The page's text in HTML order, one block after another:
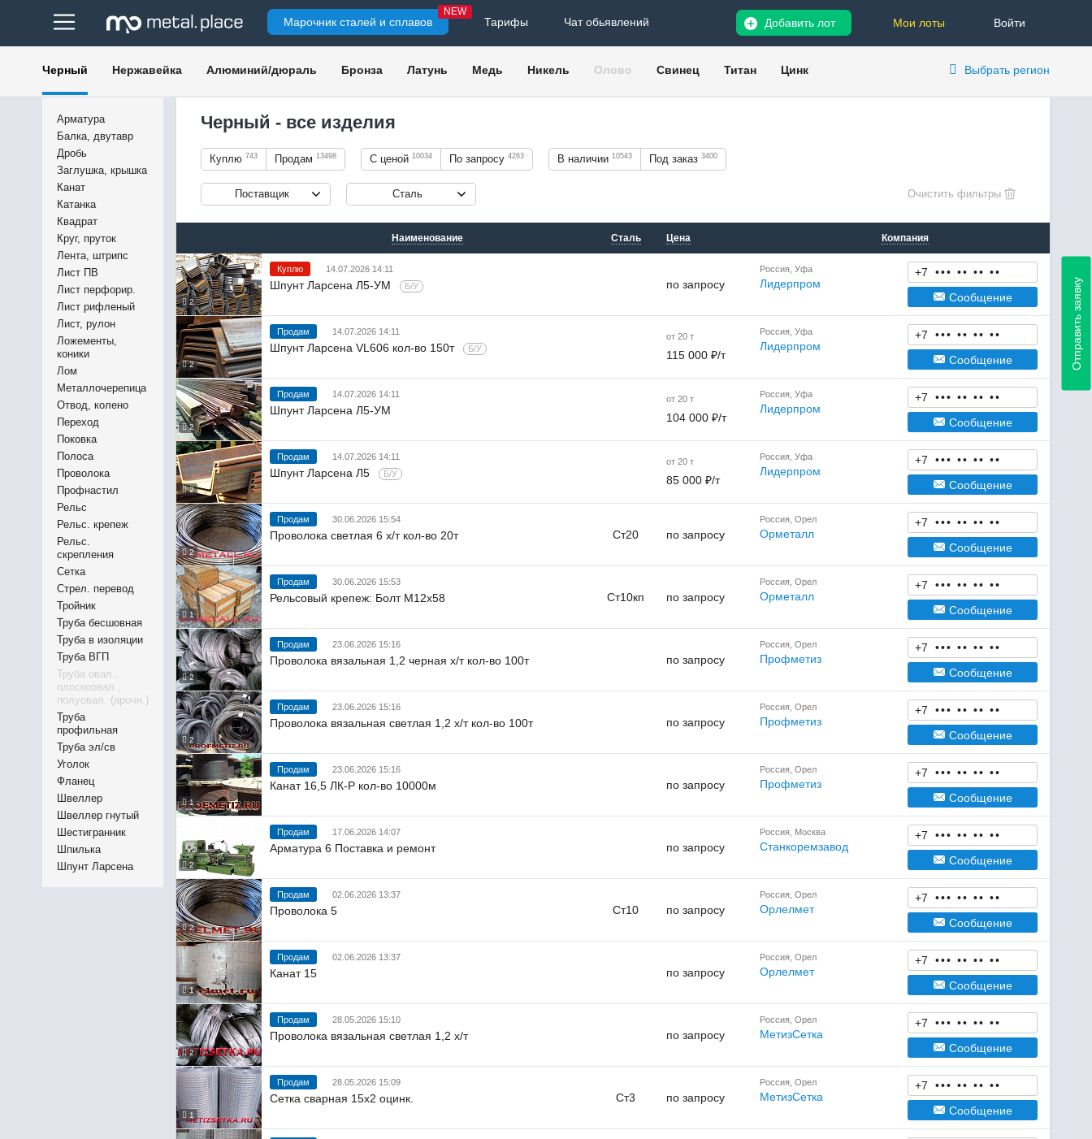
Марочник сталей и сплавов
NEW
Тарифы Чат обьявлений Войти
Мои лоты
Добавить лот
Черный Нержавейка Алюминий/дюраль Бронза Латунь Медь Никель Олово Свинец Титан Цинк Выбрать регион
Арматура
Балка, двутавр
Дробь
Заглушка, крышка
Канат
Катанка
Квадрат
Круг, пруток
Лента, штрипс
Лист ПВ
Лист перфорир.
Лист рифленый
Лист, рулон
Ложементы,
коники
Лом
Металлочерепица
Отвод, колено
Переход
Поковка
Полоса
Проволока
Профнастил
Рельс
Рельс. крепеж
Рельс.
скрепления
Сетка
Стрел. перевод
Тройник
Труба бесшовная
Труба в изоляции
Труба ВГП
Труба овал.,
плоскоовал.,
полуовал. (арочн.)
Труба
профильная
Труба эл/св
Уголок
Фланец
Швеллер
Швеллер гнутый
Шестигранник
Шпилька
Шпунт Ларсена
Черный - все изделия
Куплю 743 Продам 13498 С ценой 10034 По запросу 4263 В наличии 10543 Под заказ 3400
Поставщик Сталь
Наименование Сталь Цена Компания
2
Куплю 14.07.2026 14:11
Шпунт Ларсена Л5-УМ Б/У по запросу
Россия, Уфа
Лидерпром
+7 ••• •• •• ••
Сообщение
2
Продам 14.07.2026 14:11
Шпунт Ларсена VL606 кол-во 150т Б/У
от 20 т
115 000 ₽/т
Россия, Уфа
Лидерпром
+7 ••• •• •• ••
Сообщение
2
Продам 14.07.2026 14:11
Шпунт Ларсена Л5-УМ
от 20 т
104 000 ₽/т
Россия, Уфа
Лидерпром
+7 ••• •• •• ••
Сообщение
2
Продам 14.07.2026 14:11
Шпунт Ларсена Л5 Б/У
от 20 т
85 000 ₽/т
Россия, Уфа
Лидерпром
+7 ••• •• •• ••
Сообщение
2
Продам 30.06.2026 15:54
Проволока светлая 6 х/т кол-во 20т Ст20 по запросу
Россия, Орел
Орметалл
+7 ••• •• •• ••
Сообщение
1
Продам 30.06.2026 15:53
Рельсовый крепеж: Болт М12х58 Ст10кп по запросу
Россия, Орел
Орметалл
+7 ••• •• •• ••
Сообщение
2
Продам 23.06.2026 15:16
Проволока вязальная 1,2 черная х/т кол-во 100т по запросу
Россия, Орел
Профметиз
+7 ••• •• •• ••
Сообщение
2
Продам 23.06.2026 15:16
Проволока вязальная светлая 1,2 х/т кол-во 100т по запросу
Россия, Орел
Профметиз
+7 ••• •• •• ••
Сообщение
1
Продам 23.06.2026 15:16
Канат 16,5 ЛК-Р кол-во 10000м по запросу
Россия, Орел
Профметиз
+7 ••• •• •• ••
Сообщение
2
Продам 17.06.2026 14:07
Арматура 6 Поставка и ремонт по запросу
Россия, Москва
Станкоремзавод
+7 ••• •• •• ••
Сообщение
2
Продам 02.06.2026 13:37
Проволока 5 Ст10 по запросу
Россия, Орел
Орлелмет
+7 ••• •• •• ••
Сообщение
1
Продам 02.06.2026 13:37
Канат 15 по запросу
Россия, Орел
Орлелмет
+7 ••• •• •• ••
Сообщение
2
Продам 28.05.2026 15:10
Проволока вязальная светлая 1,2 х/т по запросу
Россия, Орел
МетизСетка
+7 ••• •• •• ••
Сообщение
1
Продам 28.05.2026 15:09
Сетка сварная 15х2 оцинк. Ст3 по запросу
Россия, Орел
МетизСетка
+7 ••• •• •• ••
Сообщение
Отправить заявку